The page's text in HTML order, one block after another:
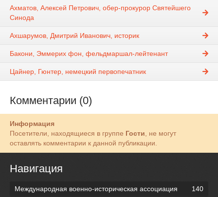
Ахматов, Алексей Петрович, обер-прокурор Святейшего
Синода
Ахшарумов, Дмитрий Иванович, историк
Бакони, Эммерих фон, фельдмаршал-лейтенант
Цайнер, Гюнтер, немецкий первопечатник
Комментарии (0)
Информация
Посетители, находящиеся в группе Гости , не могут
оставлять комментарии к данной публикации.
Навигация
Международная военно-историческая ассоциация 140